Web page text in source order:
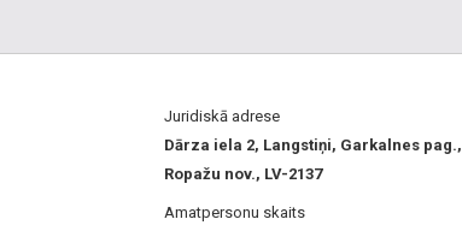
Acs ultrasonogrāfija
Acu sausuma diagnostika
+ vēl 509 pagastos
Juridiskā adrese
Dārza iela 2, Langstiņi, Garkalnes pag.,
Ropažu nov., LV-2137
Amatpersonu skaits